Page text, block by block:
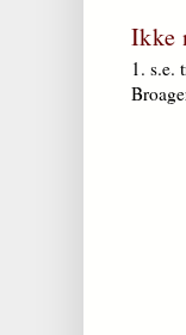
Ikke
1. s.e.